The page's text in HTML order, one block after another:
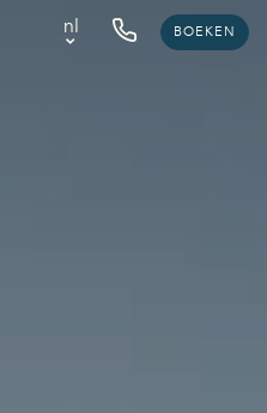
nl BOEKEN